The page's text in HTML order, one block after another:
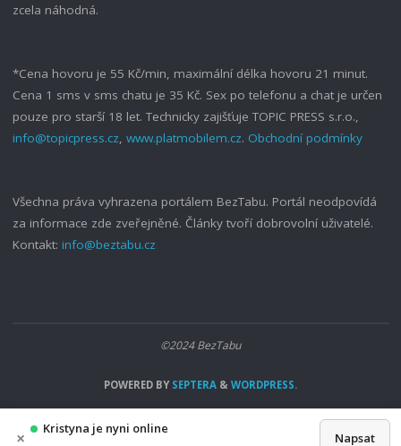
zcela náhodná.
*Cena hovoru je 55 Kč/min, maximální délka hovoru 21 minut.
Cena 1 sms v sms chatu je 35 Kč. Sex po telefonu a chat je určen
pouze pro starší 18 let. Technicky zajišťuje TOPIC PRESS s.r.o.,
info@topicpress.cz, www.platmobilem.cz. Obchodní podmínky
Všechna práva vyhrazena portálem BezTabu. Portál neodpovídá
za informace zde zveřejněné. Články tvoří dobrovolní uživatelé.
Kontakt: info@beztabu.cz
©2024 BezTabu
POWERED BYSEPTERA & WORDPRESS.
× Kristyna je nyni online
Napsat